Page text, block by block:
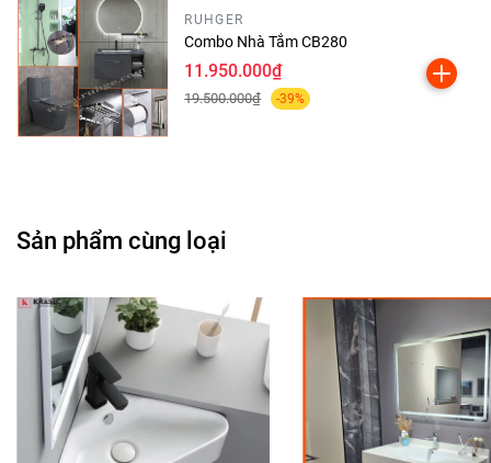
RUHGER
Combo Nhà Tắm CB280
11.950.000₫
19.500.000₫ -39%
Sản phẩm cùng loại